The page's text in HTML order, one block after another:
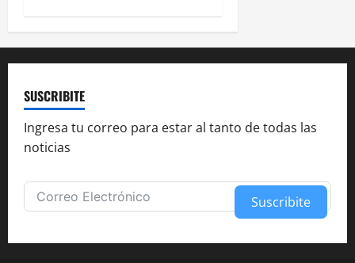
SUSCRIBITE
Ingresa tu correo para estar al tanto de todas las
noticias
Suscribite